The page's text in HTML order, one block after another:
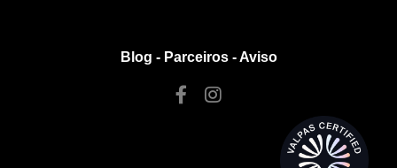
Blog - Parceiros-Aviso